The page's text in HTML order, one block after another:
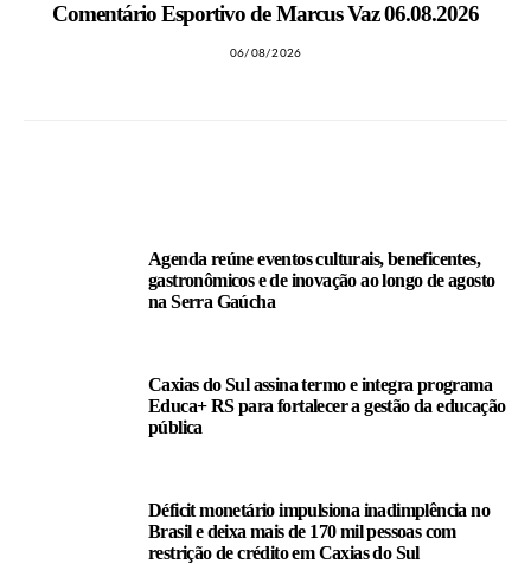
Comentário Esportivo de Marcus Vaz 06.08.2026
06/08/2026
Agenda reúne eventos culturais, beneficentes,
gastronômicos e de inovação ao longo de agosto
na Serra Gaúcha
Caxias do Sul assina termo e integra programa
Educa+ RS para fortalecer a gestão da educação
pública
Déficit monetário impulsiona inadimplência no
Brasil e deixa mais de 170 mil pessoas com
restrição de crédito em Caxias do Sul